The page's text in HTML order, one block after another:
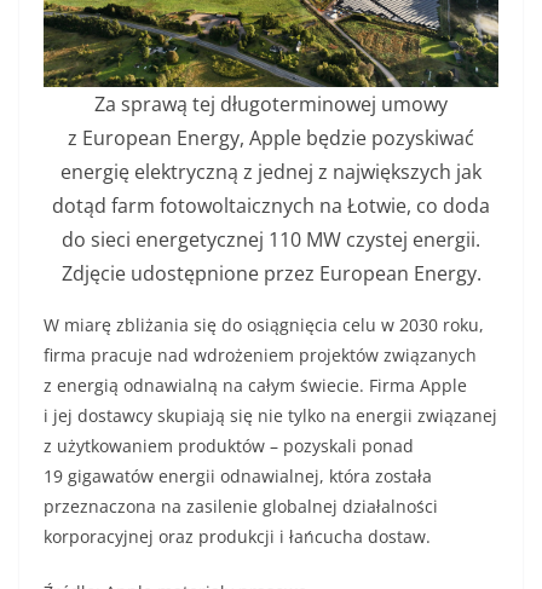
Za sprawą tej długoterminowej umowy
z European Energy, Apple będzie pozyskiwać
energię elektryczną z jednej z największych jak
dotąd farm fotowoltaicznych na Łotwie, co doda
do sieci energetycznej 110 MW czystej energii.
Zdjęcie udostępnione przez European Energy.
W miarę zbliżania się do osiągnięcia celu w 2030 roku,
firma pracuje nad wdrożeniem projektów związanych
z energią odnawialną na całym świecie. Firma Apple
i jej dostawcy skupiają się nie tylko na energii związanej
z użytkowaniem produktów – pozyskali ponad
19 gigawatów energii odnawialnej, która została
przeznaczona na zasilenie globalnej działalności
korporacyjnej oraz produkcji i łańcucha dostaw.